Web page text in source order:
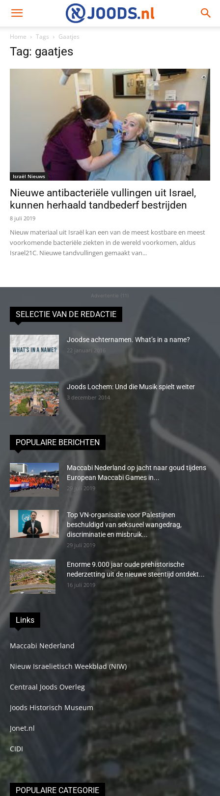
Home Tags Gaatjes
Tag: gaatjes
Israël Nieuws
Nieuwe antibacteriële vullingen uit Israel,
kunnen herhaald tandbederf bestrijden
8 juli 2019
Nieuw materiaal uit Israël kan een van de meest kostbare en meest
voorkomende bacteriële ziekten in de wereld voorkomen, aldus
Israel21C. Nieuwe tandvullingen gemaakt van...
Advertentie (11)
SELECTIE VAN DE REDACTIE
Joodse achternamen. What’s in a name?
22 januari 2016
Joods Lochem: Und die Musik spielt weiter
3 december 2014
POPULAIRE BERICHTEN
Maccabi Nederland op jacht naar goud tijdens
European Maccabi Games in...
29 juli 2019
Top VN-organisatie voor Palestijnen
beschuldigd van seksueel wangedrag,
discriminatie en misbruik...
29 juli 2019
Enorme 9.000 jaar oude prehistorische
nederzetting uit de nieuwe steentijd ontdekt...
16 juli 2019
Links
Maccabi Nederland
Nieuw Israelietisch Weekblad (NIW)
Centraal Joods Overleg
Joods Historisch Museum
Jonet.nl
CIDI
POPULAIRE CATEGORIE